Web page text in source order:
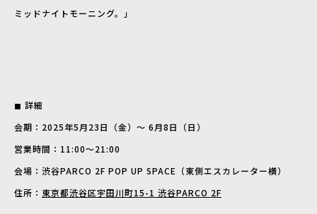
ミッドナイトモーニング。」
◼︎ 詳細
会期：2025年5月23日（金）〜 6月8日（日）
営業時間：11:00〜21:00
会場：渋谷PARCO 2F POP UP SPACE（東側エスカレーター横）
住所： 東京都渋谷区宇田川町15-1 渋谷PARCO 2F